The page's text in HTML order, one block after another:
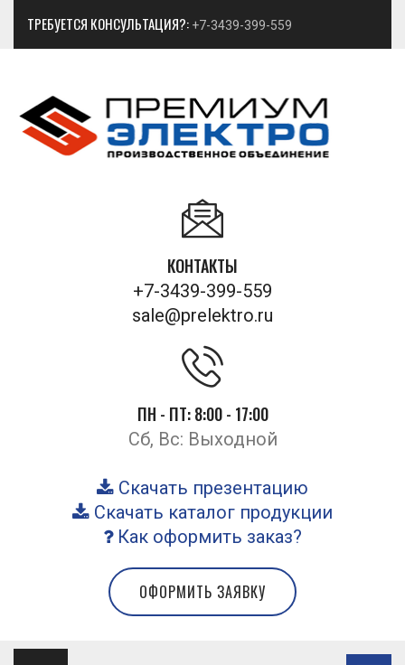
ТРЕБУЕТСЯ КОНСУЛЬТАЦИЯ?: +7-3439-399-559
КОНТАКТЫ
+7-3439-399-559
sale@prelektro.ru
ПН - ПТ: 8:00 - 17:00
Сб, Вс: Выходной
Скачать презентацию
Скачать каталог продукции
Как оформить заказ?
ОФОРМИТЬ ЗАЯВКУ